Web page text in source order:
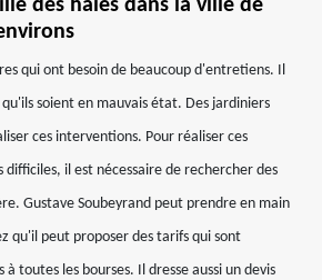
des haies dans la ville de
qui ont besoin de beaucoup d'entretiens. Il
soient en mauvais état. Des jardiniers
ces interventions. Pour réaliser ces
il est nécessaire de rechercher des
Gustave Soubeyrand peut prendre en main
qu'il peut proposer des tarifs qui sont
à toutes les bourses. Il dresse aussi un devis